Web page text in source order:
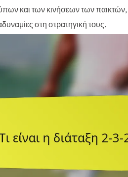
και των κινήσεων των
στη στρατηγική τους.